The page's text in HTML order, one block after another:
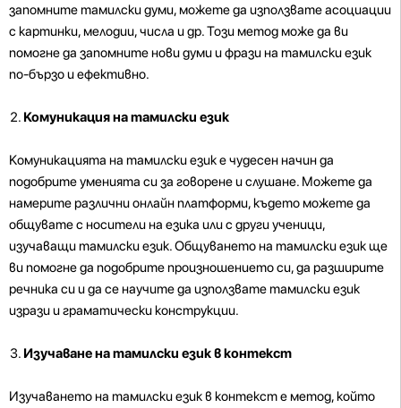
запомните тамилски думи, можете да използвате асоциации
с картинки, мелодии, числа и др. Този метод може да ви
помогне да запомните нови думи и фрази на тамилски език
по-бързо и ефективно.
Комуникация на тамилски език
Комуникацията на тамилски език е чудесен начин да
подобрите уменията си за говорене и слушане. Можете да
намерите различни онлайн платформи, където можете да
общувате с носители на езика или с други ученици,
изучаващи тамилски език. Общуването на тамилски език ще
ви помогне да подобрите произношението си, да разширите
речника си и да се научите да използвате тамилски език
изрази и граматически конструкции.
Изучаване на тамилски език в контекст
Изучаването на тамилски език в контекст е метод, който